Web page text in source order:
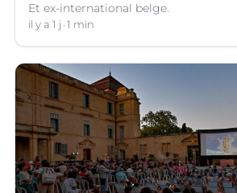
Et ex-international belge.
il y a 1 j 1 min